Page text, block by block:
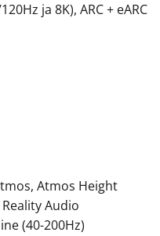
ja 8K), ARC + eARC
Atmos Height
Audio
(40-200Hz)